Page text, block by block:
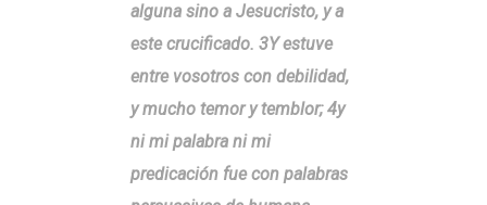
alguna sino a Jesucristo, y a
este crucificado. 3Y estuve
entre vosotros con debilidad,
y mucho temor y temblor; 4y
ni mi palabra ni mi
predicación fue con palabras